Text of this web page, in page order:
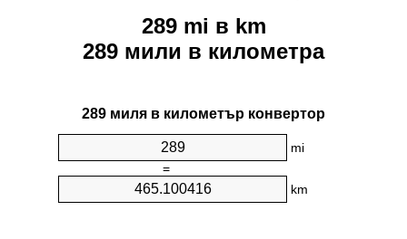
289 mi в km
289 мили в километра
289 миля в километър конвертор
mi
=
km